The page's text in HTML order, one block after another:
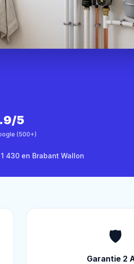
5
(500+)
1 430 en Brabant Wallon
🛡️
Garantie 2